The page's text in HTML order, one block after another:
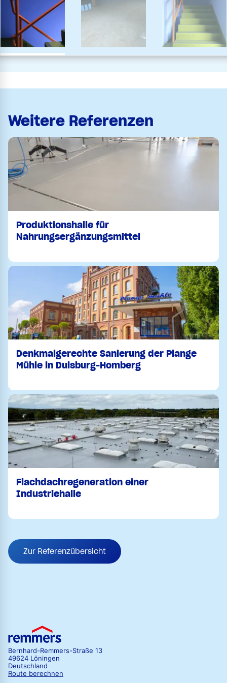
Weitere Referenzen
Produktionshalle für
Nahrungsergänzungsmittel
Denkmalgerechte Sanierung der Plange
Mühle in Duisburg-Homberg
Flachdachregeneration einer
Industriehalle
Zur Referenzübersicht
Bernhard-Remmers-Straße 13
49624 Löningen
Deutschland
Route berechnen